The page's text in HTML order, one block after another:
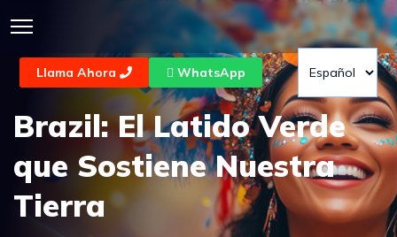
Llama Ahora WhatsApp
Brazil: El Latido Verde
que Sostiene Nuestra
Tierra